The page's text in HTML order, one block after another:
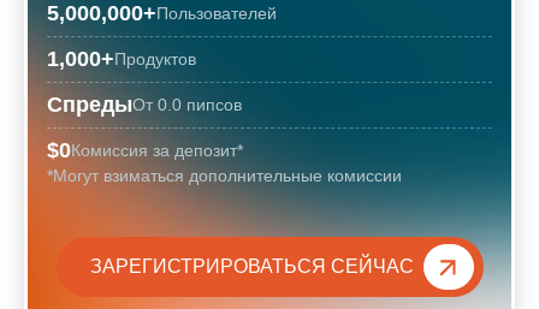
5,000,000+Пользователей
1,000+Продуктов
СпредыОт 0.0 пипсов
$0Комиссия за депозит*
*Могут взиматься дополнительные комиссии
ЗАРЕГИСТРИРОВАТЬСЯ СЕЙЧАС